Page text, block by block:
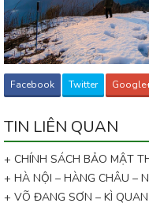
Facebook Twitter
TIN LIÊN QUAN
+ CHÍNH SÁCH BẢO MẬT
+ HÀ NỘI – HÀNG CHÂU –
+ VÕ ĐANG SƠN – KÌ